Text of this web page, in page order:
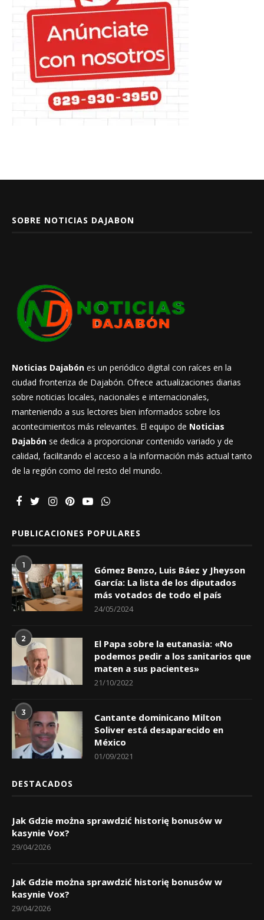
SOBRE NOTICIAS DAJABON
Noticias Dajabón es un periódico digital con raíces en la
ciudad fronteriza de Dajabón. Ofrece actualizaciones diarias
sobre noticias locales, nacionales e internacionales,
manteniendo a sus lectores bien informados sobre los
acontecimientos más relevantes. El equipo de Noticias
Dajabón se dedica a proporcionar contenido variado y de
calidad, facilitando el acceso a la información más actual tanto
de la región como del resto del mundo.
PUBLICACIONES POPULARES
1
Gómez Benzo, Luis Báez y Jheyson
García: La lista de los diputados
más votados de todo el país
24/05/2024
2
El Papa sobre la eutanasia: «No
podemos pedir a los sanitarios que
maten a sus pacientes»
21/10/2022
3
Cantante dominicano Milton
Soliver está desaparecido en
México
01/09/2021
DESTACADOS
Jak Gdzie można sprawdzić historię bonusów w
kasynie Vox?
29/04/2026
Jak Gdzie można sprawdzić historię bonusów w
kasynie Vox?
29/04/2026